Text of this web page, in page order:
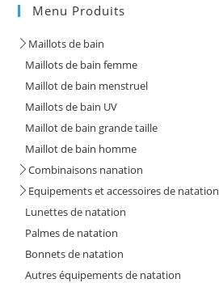
Menu Produits
Maillots de bain
Maillots de bain femme
Maillot de bain menstruel
Maillots de bain UV
Maillot de bain grande taille
Maillot de bain homme
Combinaisons nanation
Equipements et accessoires de natation
Lunettes de natation
Palmes de natation
Bonnets de natation
Autres équipements de natation